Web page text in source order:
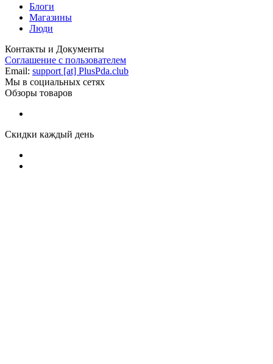
Блоги
Магазины
Люди
Контакты и Документы
Соглашение с пользователем
Email: support [at] PlusPda.club
Мы в социальных сетях
Обзоры товаров
Скидки каждый день